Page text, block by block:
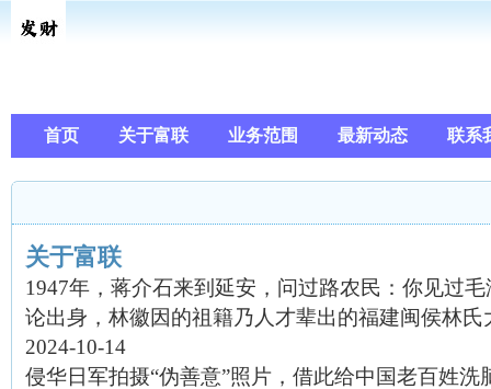
首页 关于富联 业务范围 最新动态 联系
关于富联
1947年，蒋介石来到延安，问过路农民：你见过
论出身，林徽因的祖籍乃人才辈出的福建闽侯林
2024-10-14
侵华日军拍摄“伪善意”照片，借此给中国老百姓洗